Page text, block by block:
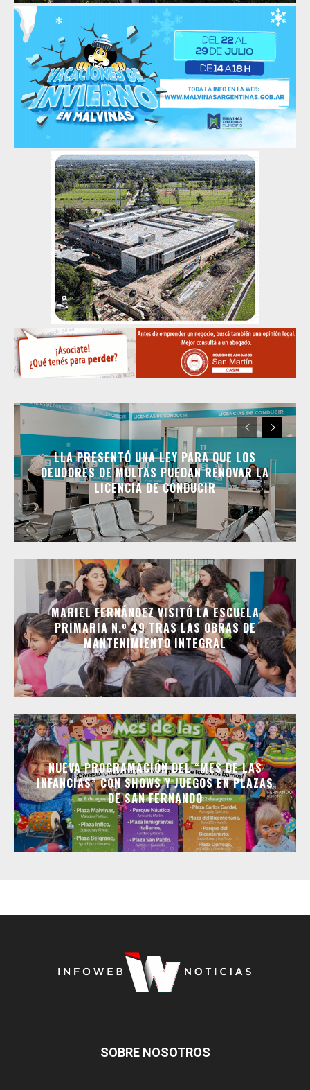
LLA PRESENTÓ UNA LEY PARA QUE LOS
DEUDORES DE MULTAS PUEDAN RENOVAR LA
LICENCIA DE CONDUCIR
MARIEL FERNÁNDEZ VISITÓ LA ESCUELA
PRIMARIA N.º 49 TRAS LAS OBRAS DE
MANTENIMIENTO INTEGRAL
NUEVA PROGRAMACIÓN DEL “MES DE LAS
INFANCIAS” CON SHOWS Y JUEGOS EN PLAZAS
DE SAN FERNANDO
SOBRE NOSOTROS